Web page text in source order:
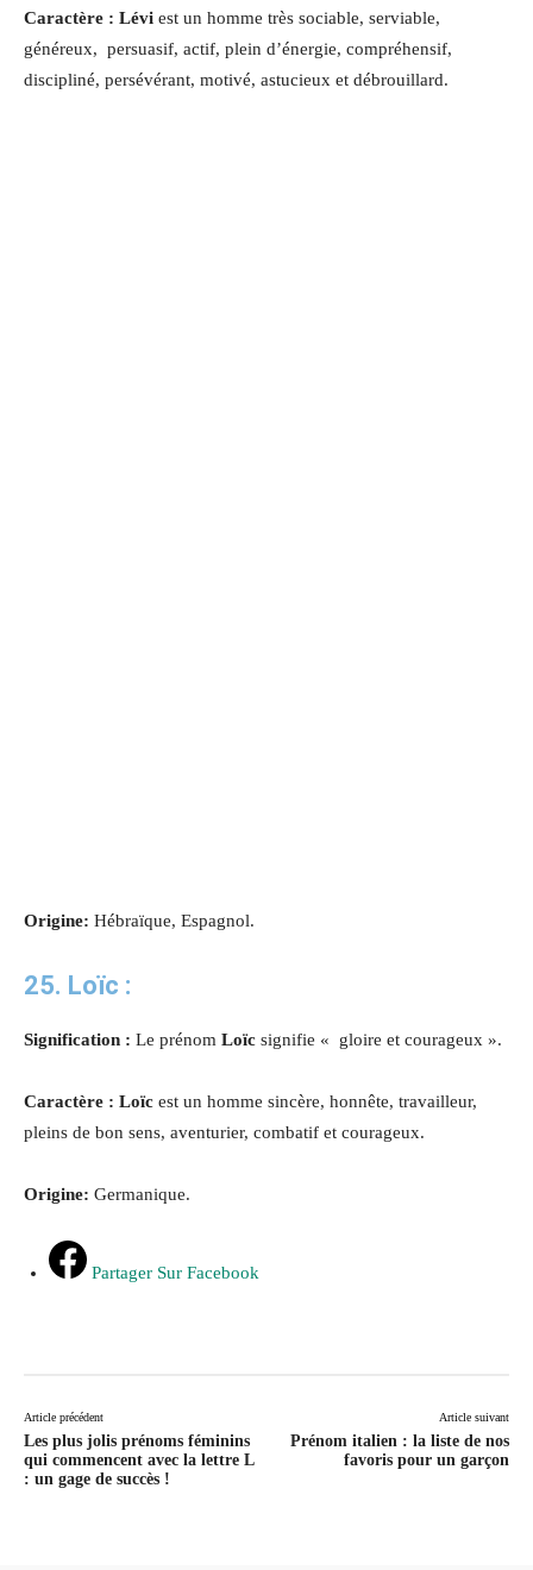
Caractère : Lévi est un homme très sociable, serviable,
généreux, persuasif, actif, plein d’énergie, compréhensif,
discipliné, persévérant, motivé, astucieux et débrouillard.
Origine: Hébraïque, Espagnol.
25. Loïc :
Signification : Le prénom Loïc signifie « gloire et courageux ».
Caractère : Loïc est un homme sincère, honnête, travailleur,
pleins de bon sens, aventurier, combatif et courageux.
Origine: Germanique.
Partager Sur Facebook
Article précédent
Les plus jolis prénoms féminins
qui commencent avec la lettre L
: un gage de succès !
Article suivant
Prénom italien : la liste de nos
favoris pour un garçon